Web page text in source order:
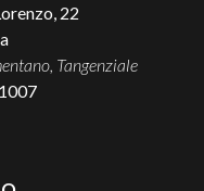
22
Tangenziale